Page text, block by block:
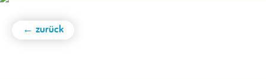
← zurück